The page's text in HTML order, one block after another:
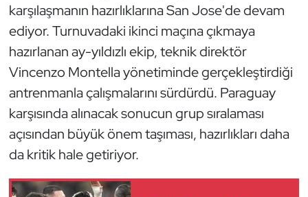
karşılaşmanın hazırlıklarına San Jose'de devam
ediyor. Turnuvadaki ikinci maçına çıkmaya
hazırlanan ay-yıldızlı ekip, teknik direktör
Vincenzo Montella yönetiminde gerçekleştirdiği
antrenmanla çalışmalarını sürdürdü. Paraguay
karşısında alınacak sonucun grup sıralaması
açısından büyük önem taşıması, hazırlıkları daha
da kritik hale getiriyor.
Dövüş Sanatı
E-Spor
Eskrim
Futbol
Futsal
Genel